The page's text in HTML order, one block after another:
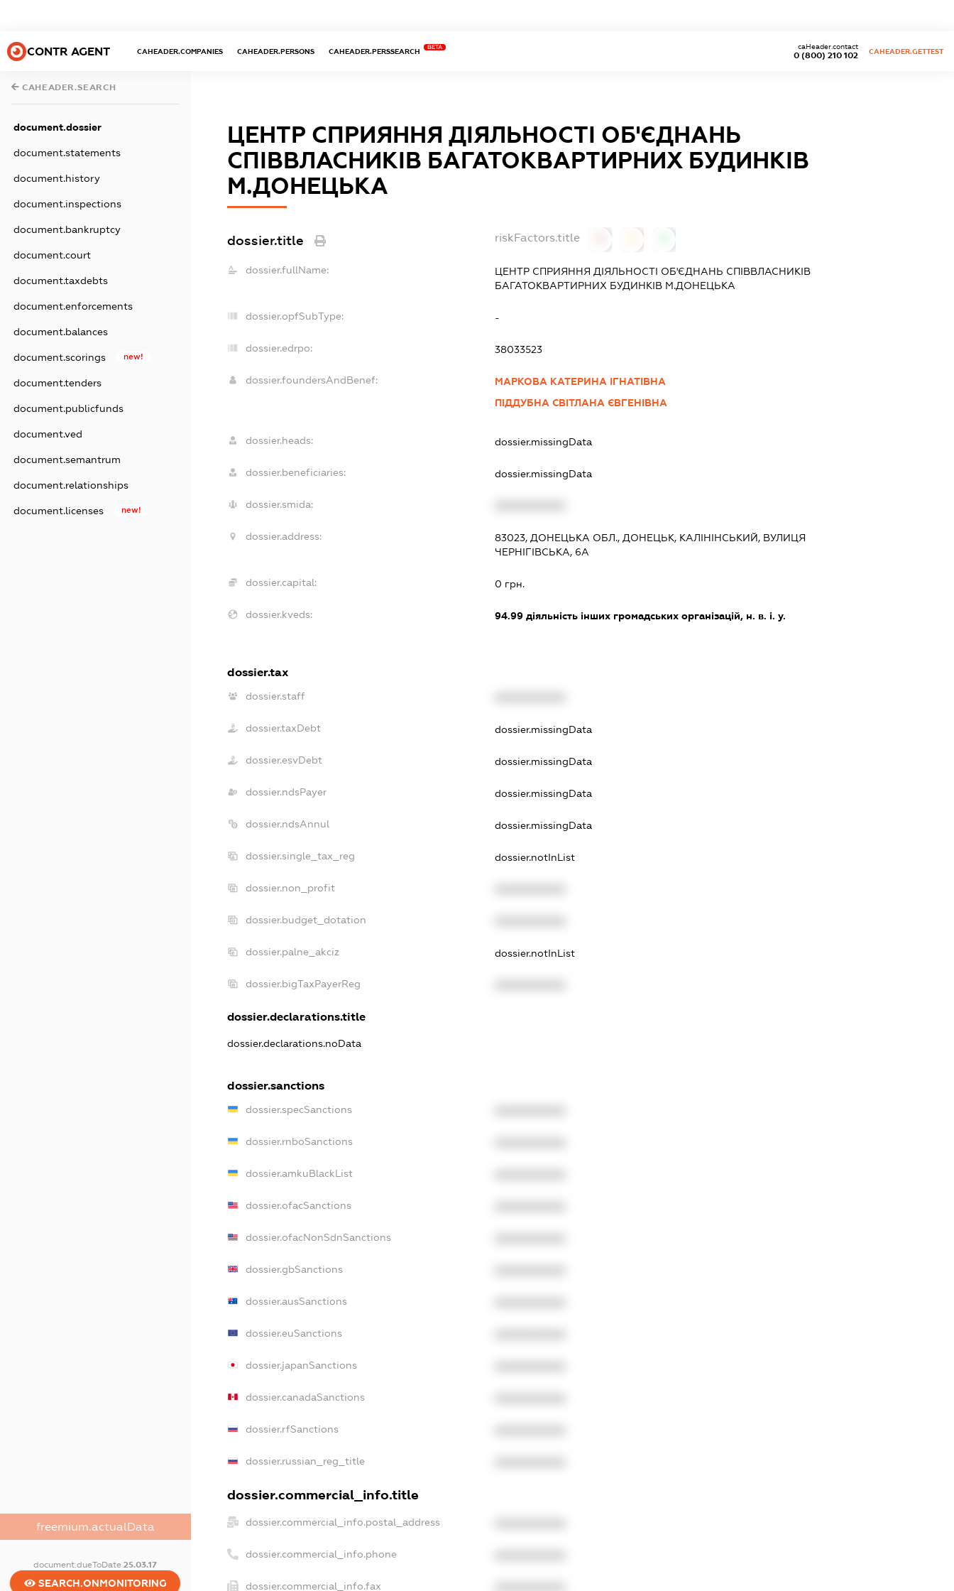
CONTR AGENT CAHEADER.COMPANIES CAHEADER.PERSONS CAHEADER.PERSSEARCH
BETA
0 (800) 210 102
caHeader.contact
CAHEADER.GETTEST
CAHEADER.SEARCH
document.dossier
document.statements
document.history
document.inspections
document.bankruptcy
document.court
document.taxdebts
document.enforcements
document.balances
document.scorings new!
document.tenders
document.publicfunds
document.ved
document.semantrum
document.relationships
document.licenses new!
freemium.actualData
document.dueToDate25.03.17
SEARCH.ONMONITORING
ЦЕНТР СПРИЯННЯ ДІЯЛЬНОСТІ ОБ'ЄДНАНЬ
СПІВВЛАСНИКІВ БАГАТОКВАРТИРНИХ БУДИНКІВ
М.ДОНЕЦЬКА
dossier.title riskFactors.title
dossier.fullName:
ЦЕНТР СПРИЯННЯ ДІЯЛЬНОСТІ ОБ'ЄДНАНЬ СПІВВЛАСНИКІВ
БАГАТОКВАРТИРНИХ БУДИНКІВ М.ДОНЕЦЬКА
dossier.opfSubType: -
dossier.edrpo: 38033523
dossier.foundersAndBenef:
МАРКОВА КАТЕРИНА ІГНАТІВНА
ПІДДУБНА СВІТЛАНА ЄВГЕНІВНА
dossier.heads: dossier.missingData
dossier.beneficiaries: dossier.missingData
dossier.smida:
dossier.address:
83023, ДОНЕЦЬКА ОБЛ., ДОНЕЦЬК, КАЛІНІНСЬКИЙ, ВУЛИЦЯ
ЧЕРНІГІВСЬКА, 6А
dossier.capital: 0 грн.
dossier.kveds: 94.99 діяльність інших громадських організацій, н. в. і. у.
dossier.tax
dossier.staff
dossier.taxDebt dossier.missingData
dossier.esvDebt dossier.missingData
dossier.ndsPayer dossier.missingData
dossier.ndsAnnul dossier.missingData
dossier.single_tax_reg dossier.notInList
dossier.non_profit
dossier.budget_dotation
dossier.palne_akciz dossier.notInList
dossier.bigTaxPayerReg
dossier.declarations.title
dossier.declarations.noData
dossier.sanctions
dossier.specSanctions
dossier.rnboSanctions
dossier.amkuBlackList
dossier.ofacSanctions
dossier.ofacNonSdnSanctions
dossier.gbSanctions
dossier.ausSanctions
dossier.euSanctions
dossier.japanSanctions
dossier.canadaSanctions
dossier.rfSanctions
dossier.russian_reg_title
dossier.commercial_info.title
dossier.commercial_info.postal_address
dossier.commercial_info.phone
dossier.commercial_info.fax